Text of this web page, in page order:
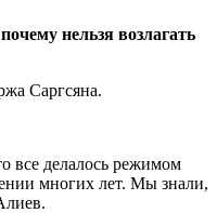
нельзя возлагать
Саргсяна.
все делалось режимом
многих лет. Мы знали,